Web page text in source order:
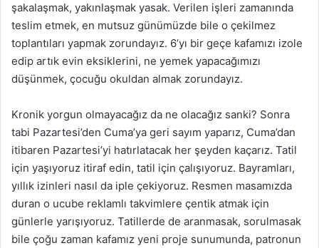
şakalaşmak, yakınlaşmak yasak. Verilen işleri zamanında
teslim etmek, en mutsuz günümüzde bile o çekilmez
toplantıları yapmak zorundayız. 6’yı bir geçe kafamızı izole
edip artık evin eksiklerini, ne yemek yapacağımızı
düşünmek, çocuğu okuldan almak zorundayız.
Kronik yorgun olmayacağız da ne olacağız sanki? Sonra
tabi Pazartesi’den Cuma’ya geri sayım yaparız, Cuma’dan
itibaren Pazartesi’yi hatırlatacak her şeyden kaçarız. Tatil
için yaşıyoruz itiraf edin, tatil için çalışıyoruz. Bayramları,
yıllık izinleri nasıl da iple çekiyoruz. Resmen masamızda
duran o ucube reklamlı takvimlere çentik atmak için
günlerle yarışıyoruz. Tatillerde de aranmasak, sorulmasak
bile çoğu zaman kafamız yeni proje sunumunda, patronun